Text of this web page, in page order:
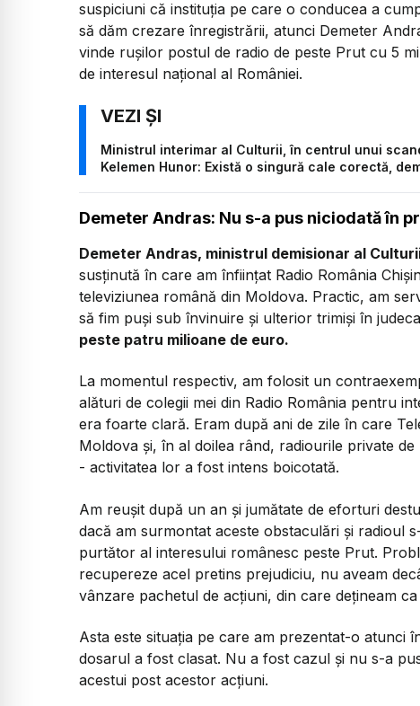
suspiciuni că instituția pe care o conducea a
să dăm crezare înregistrării, atunci Demeter
vinde rușilor postul de radio de peste Prut cu 5
de interesul național al României.
Ministrul interimar al Culturii, în centrul unui
Kelemen Hunor: Există o singură cale corectă,
Demeter Andras: Nu s-a pus niciodată în
Demeter Andras, ministrul demisionar al
susținută în care am înființat Radio România
televiziunea română din Moldova. Practic, am
să fim puși sub învinuire și ulterior trimiși în
peste patru milioane de euro.
La momentul respectiv, am folosit un
alături de colegii mei din Radio România pentru
era foarte clară. Eram după ani de zile în care
Moldova și, în al doilea rând, radiourile private
- activitatea lor a fost intens boicotată.
Am reușit după un an și jumătate de eforturi
dacă am surmontat aceste obstaculări și radioul
purtător al interesului românesc peste Prut.
recupereze acel pretins prejudiciu, nu aveam
vânzare pachetul de acțiuni, din care dețineam
Asta este situația pe care am prezentat-o atunci
dosarul a fost clasat. Nu a fost cazul și nu s-a
acestui post acestor acțiuni.